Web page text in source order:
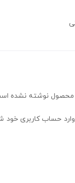
محصول نوشته نشده
وارد حساب کاربری